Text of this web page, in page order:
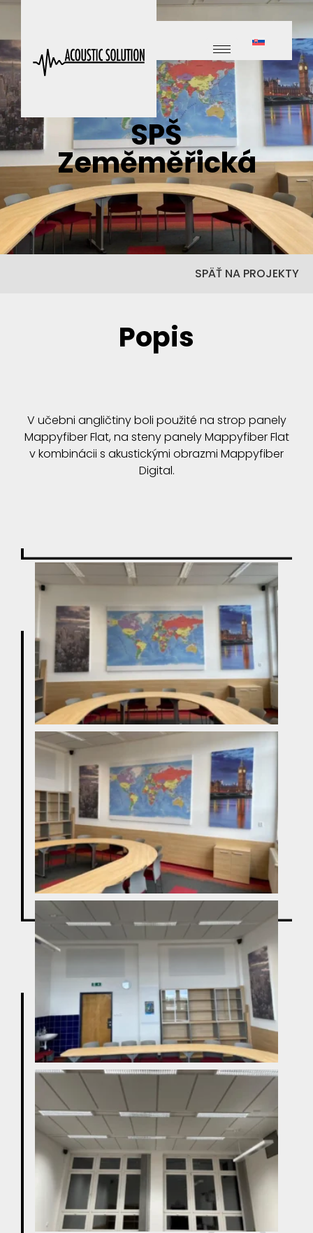
SPŠ
Zeměměřická
Popis
V učebni angličtiny boli použité na strop panely
Mappyfiber Flat, na steny panely Mappyfiber Flat
v kombinácii s akustickými obrazmi Mappyfiber
Digital.
SPÄŤ NA PROJEKTY